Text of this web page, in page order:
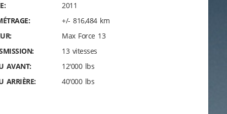
2011
+/- 816,484 km
Max Force 13
13 vitesses
AVANT:
12'000 lbs
ARRIÈRE:
40'000 lbs